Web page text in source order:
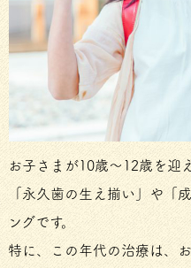
お子さまが10歳～12歳を迎
「永久歯の生え揃い」や「
ングです。
特に、この年代の治療は、